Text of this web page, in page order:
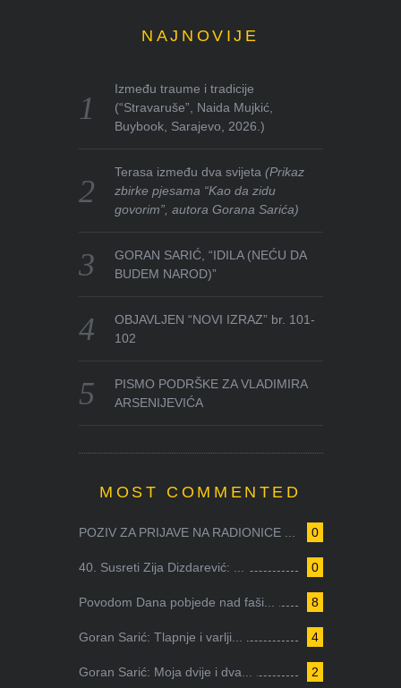
NAJNOVIJE
Između traume i tradicije
(“Stravaruše”, Naida Mujkić,
Buybook, Sarajevo, 2026.)
Terasa između dva svijeta(Prikaz
zbirke pjesama “Kao da zidu
govorim”, autora Gorana Sarića)
GORAN SARIĆ, “IDILA (NEĆU DA
BUDEM NAROD)”
OBJAVLJEN “NOVI IZRAZ” br. 101-
102
PISMO PODRŠKE ZA VLADIMIRA
ARSENIJEVIĆA
MOST COMMENTED
0
POZIV ZA PRIJAVE NA RADIONICE ...
0
40. Susreti Zija Dizdarević: ...
8
Povodom Dana pobjede nad faši...
4
Goran Sarić: Tlapnje i varlji...
2
Goran Sarić: Moja dvije i dva...